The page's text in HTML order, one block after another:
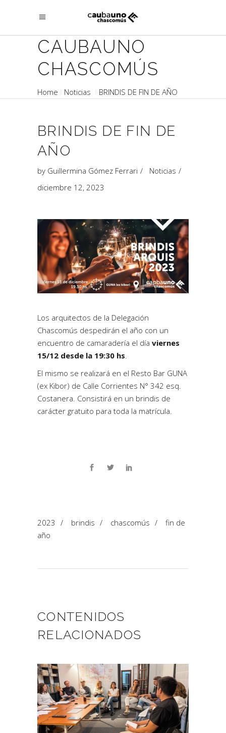
CAUBAUNO
CHASCOMÚS
Home Noticias BRINDIS DE FIN DE AÑO
BRINDIS DE FIN DE
AÑO
by Guillermina Gómez Ferrari
Noticias
diciembre 12, 2023
Los arquitectos de la Delegación
Chascomús despedirán el año con un
encuentro de camaradería el día viernes
15/12 desde la 19:30 hs
El mismo se realizará en el Resto Bar GUNA
(ex Kibor) de Calle Corrientes N° 342 esq.
Costanera. Consistirá en un brindis de
carácter gratuito para toda la matrícula.
2023 / brindis / chascomús /
fin de
año
CONTENIDOS
RELACIONADOS